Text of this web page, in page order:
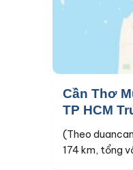
Cần Thơ
TP HCM
(Theo
174 km, tổng